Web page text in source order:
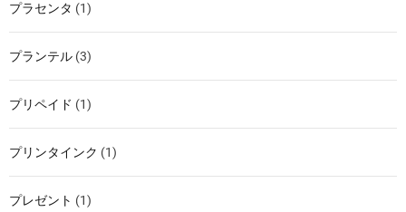
プラセンタ (1)
プランテル (3)
プリペイド (1)
プリンタインク (1)
プレゼント (1)